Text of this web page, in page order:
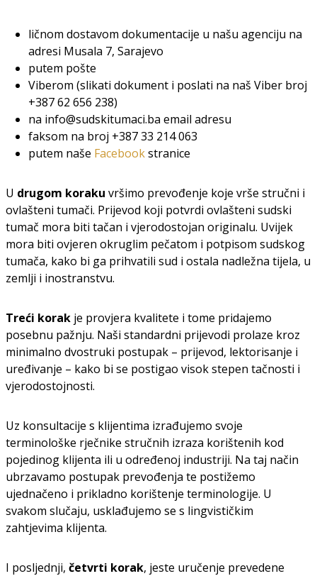
ličnom dostavom dokumentacije u našu agenciju na
adresi Musala 7, Sarajevo
putem pošte
Viberom (slikati dokument i poslati na naš Viber broj
+387 62 656 238)
na info@sudskitumaci.ba email adresu
faksom na broj +387 33 214 063
putem naše Facebookstranice
U drugom koraku vršimo prevođenje koje vrše stručni i
ovlašteni tumači. Prijevod koji potvrdi ovlašteni sudski
tumač mora biti tačan i vjerodostojan originalu. Uvijek
mora biti ovjeren okruglim pečatom i potpisom sudskog
tumača, kako bi ga prihvatili sud i ostala nadležna tijela, u
zemlji i inostranstvu.
Treći korak je provjera kvalitete i tome pridajemo
posebnu pažnju. Naši standardni prijevodi prolaze kroz
minimalno dvostruki postupak – prijevod, lektorisanje i
uređivanje – kako bi se postigao visok stepen tačnosti i
vjerodostojnosti.
Uz konsultacije s klijentima izrađujemo svoje
terminološke rječnike stručnih izraza korištenih kod
pojedinog klijenta ili u određenoj industriji. Na taj način
ubrzavamo postupak prevođenja te postižemo
ujednačeno i prikladno korištenje terminologije. U
svakom slučaju, usklađujemo se s lingvističkim
zahtjevima klijenta.
I posljednji, četvrti korak, jeste uručenje prevedene